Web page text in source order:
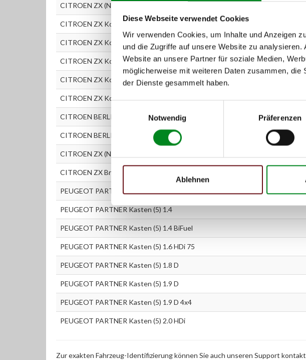
Diese Webseite verwendet Cookies
Wir verwenden Cookies, um Inhalte und Anzeigen
und die Zugriffe auf unsere Website zu
Website an unsere Partner für soziale Medien,
möglicherweise mit weiteren Daten zusammen,
der Dienste gesammelt haben.
Einwilligungsauswahl
Notwendig
Präferenzen
Ablehnen
CITROEN ZX (N2) 2.0 i 16V
CITROEN ZX Kombi (N2) 1.4 i
CITROEN ZX Kombi (N2) 1.6 i
CITROEN ZX Kombi (N2) 1.8 i
CITROEN ZX Kombi (N2) 1.9 D
CITROEN ZX Kombi (N2) 1.9 TD
CITROEN BERLINGO (MF) 2.0 HDi (MFRHY)
CITROEN BERLINGO Kastenwagen (M_) 2.0 HDi (MBRHY, MCRHY)
CITROEN ZX (N2) 1.8 D
CITROEN ZX Break (N2) 1.8 D
PEUGEOT PARTNER Kasten (5) 1.1
PEUGEOT PARTNER Kasten (5) 1.4
PEUGEOT PARTNER Kasten (5) 1.4 BiFuel
PEUGEOT PARTNER Kasten (5) 1.6 HDi 75
PEUGEOT PARTNER Kasten (5) 1.8 D
PEUGEOT PARTNER Kasten (5) 1.9 D
PEUGEOT PARTNER Kasten (5) 1.9 D 4x4
PEUGEOT PARTNER Kasten (5) 2.0 HDi
Zur exakten Fahrzeug-Identifizierung können Sie auch unseren Support